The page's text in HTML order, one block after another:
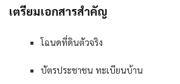
เตรียมเอกสารสำคัญ
โฉนดที่ดินตัวจริง
บัตรประชาชน ทะเบียนบ้าน